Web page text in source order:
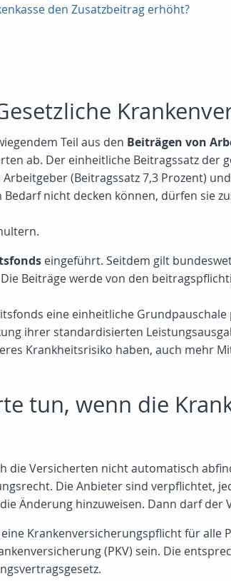
den Zusatzbeitrag erhöht?
Teil aus den Beiträgen von
ab. Der einheitliche Beitragssatz der
(Beitragssatz 7,3 Prozent)
nicht decken können, dürfen sie
eingeführt. Seitdem gilt
Beiträge werde von den
eine einheitliche
ihrer standardisierten
Krankheitsrisiko haben, auch mehr
tun, wenn die
die Versicherten nicht automatisch
Die Anbieter sind verpflichtet,
Änderung hinzuweisen. Dann darf
Krankenversicherungspflicht für
(PKV) sein. Die